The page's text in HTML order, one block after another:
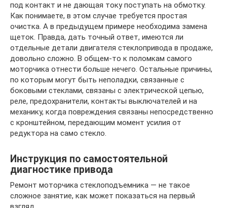
под контакт и не дающая току поступать на обмотку.
Как понимаете, в этом случае требуется простая
очистка. А в предыдущем примере необходима замена
щеток. Правда, дать точный ответ, имеются ли
отдельные детали двигателя стеклопривода в продаже,
довольно сложно. В общем-то к поломкам самого
моторчика отнести больше нечего. Остальные причины,
по которым могут быть неполадки, связанные с
боковыми стеклами, связаны с электрической цепью,
реле, предохранители, контакты выключателей и на
механику, когда повреждения связаны непосредственно
с кронштейном, передающим момент усилия от
редуктора на само стекло.
Инструкция по самостоятельной
диагностике привода
Ремонт моторчика стеклоподъемника — не такое
сложное занятие, как может показаться на первый